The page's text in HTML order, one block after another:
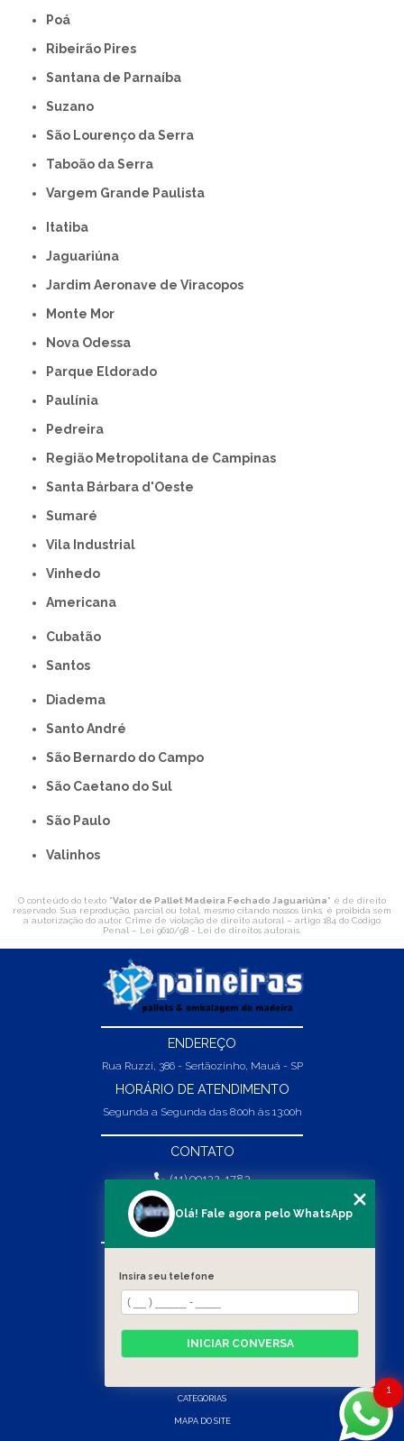
Poá
Ribeirão Pires
Santana de Parnaíba
Suzano
São Lourenço da Serra
Taboão da Serra
Vargem Grande Paulista
Itatiba
Jaguariúna
Jardim Aeronave de Viracopos
Monte Mor
Nova Odessa
Parque Eldorado
Paulínia
Pedreira
Região Metropolitana de Campinas
Santa Bárbara d'Oeste
Sumaré
Vila Industrial
Vinhedo
americana
Cubatão
Santos
Diadema
Santo André
São Bernardo do Campo
São Caetano do Sul
São Paulo
Valinhos
O conteúdo do texto "Valor de Pallet Madeira Fechado Jaguariúna" é de direito
reservado. Sua reprodução, parcial ou total, mesmo citando nossos links, é proibida sem
a autorização do autor. Crime de violação de direito autoral – artigo 184 do Código
Penal – Lei 9610/98 - Lei de direitos autorais.
ENDEREÇO
Rua Ruzzi, 386 - Sertãozinho, Mauá - SP
HORÁRIO DE ATENDIMENTO
Segunda a Segunda das 8:00h às 13:00h
CONTATO
(11) 99132-1783
(11) 99132-1783
vendas@abpaineiras.com.br
SOBRE NÓS
PRODUTOS
CATEGORIAS
MAPA DO SITE
1
Olá! Fale agora pelo WhatsApp
Insira seu telefone
INICIAR CONVERSA